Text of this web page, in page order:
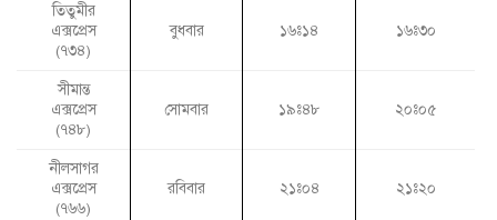
তিতুমীর
এক্সপ্রেস
(৭৩৪)
বুধবার ১৬ঃ১৪ ১৬ঃ৩০
সীমান্ত
এক্সপ্রেস
(৭৪৮)
সোমবার ১৯ঃ৪৮ ২০ঃ০৫
নীলসাগর
এক্সপ্রেস
(৭৬৬)
রবিবার ২১ঃ০৪ ২১ঃ২০